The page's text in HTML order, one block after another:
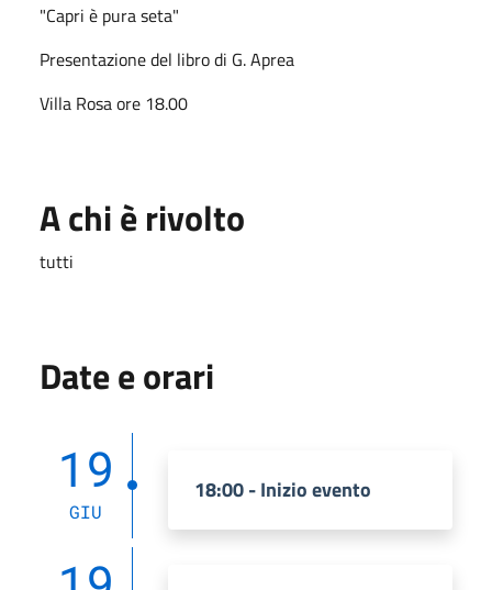
"Capri è pura seta"
Presentazione del libro di G. Aprea
Villa Rosa ore 18.00
A chi è rivolto
tutti
Date e orari
19
GIU
18:00 - Inizio evento